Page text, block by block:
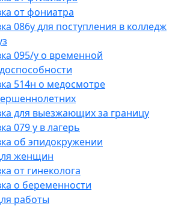
от фониатра
086у для поступления в колледж
095/у о временной
514н о медосмотре
для выезжающих за границу
079 у в лагерь
об эпидокружении
женщин
от гинеколога
о беременности
работы